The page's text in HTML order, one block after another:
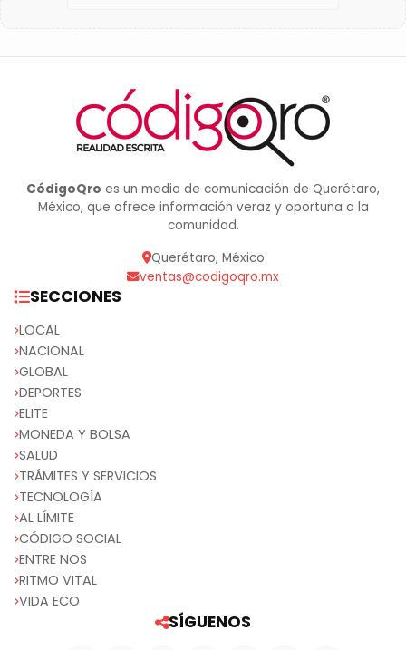
CódigoQro es un medio de comunicación de Querétaro,
México, que ofrece información veraz y oportuna a la
comunidad.
Querétaro, México
ventas@codigoqro.mx
SECCIONES
LOCAL
NACIONAL
GLOBAL
DEPORTES
ELITE
MONEDA Y BOLSA
SALUD
TRÁMITES Y SERVICIOS
TECNOLOGÍA
AL LÍMITE
CÓDIGO SOCIAL
ENTRE NOS
RITMO VITAL
VIDA ECO
SÍGUENOS